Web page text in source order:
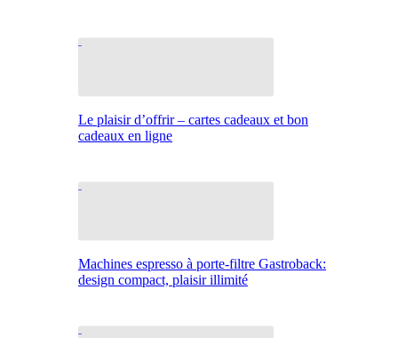
Le plaisir d’offrir – cartes cadeaux et bon
cadeaux en ligne
Machines espresso à porte-filtre Gastroback:
design compact, plaisir illimité